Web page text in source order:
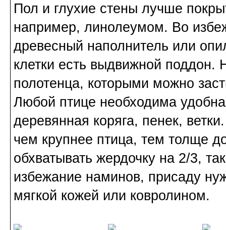
Пол и глухие стены лучше
например, линолеумом. Во
древесный наполнитель или
клетки есть выдвижной поддон.
полотенца, которыми можно
Любой птице необходима
деревянная коряга, пенек,
чем крупнее птица, тем толще
обхватывать жердочку на 2/3,
избежание наминов, присаду
мягкой кожей или ковролином.